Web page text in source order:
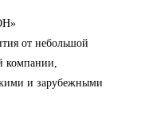
от небольшой
компании,
и зарубежными